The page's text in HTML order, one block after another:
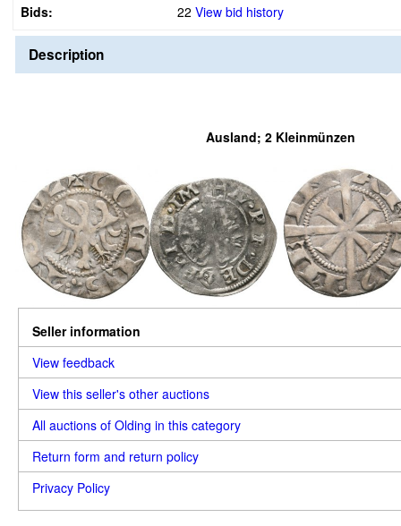
Bids:
22 View bid history
Description
Ausland; 2 Kleinmünzen
Seller information
View feedback
View this seller's other auctions
All auctions of Olding in this category
Return form and return policy
Privacy Policy